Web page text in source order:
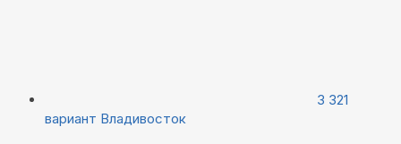
3 321
вариант Владивосток